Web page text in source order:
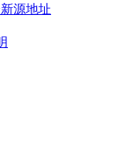
源地址